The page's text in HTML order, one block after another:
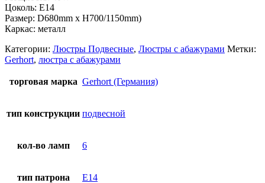
Цоколь: Е14
Размер: D680mm x H700/1150mm)
Каркас: металл
Категории: Люстры Подвесные, Люстры с абажурами Метки:
Gerhort, люстра с абажурами
торговая марка Gerhort (Германия)
тип конструкции подвесной
кол-во ламп 6
тип патрона E14